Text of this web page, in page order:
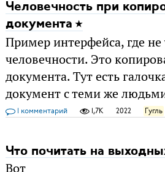
Человечность при
документа
Пример интерфейса, где
человечности. Это
документа. Тут есть
документ с теми же
1 комментарий 1,7K 2022 Гугль
Что почитать на
Вот